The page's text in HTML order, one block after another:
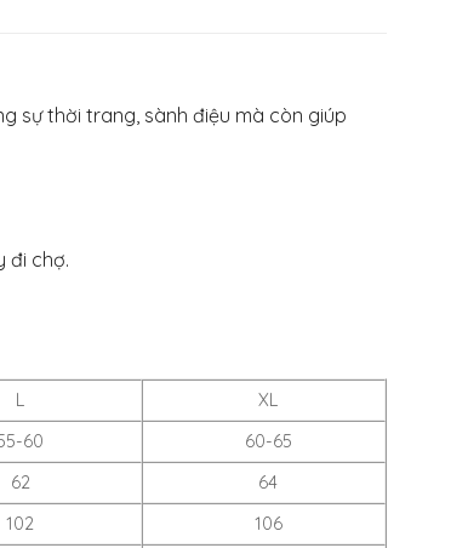
sự thời trang, sành điệu mà còn giúp
đi chợ.
L
XL
60
60-65
62
64
102
106